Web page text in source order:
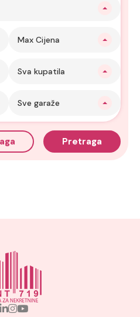
Max Cijena
Sva kupatila
Sve garaže
Pretraga